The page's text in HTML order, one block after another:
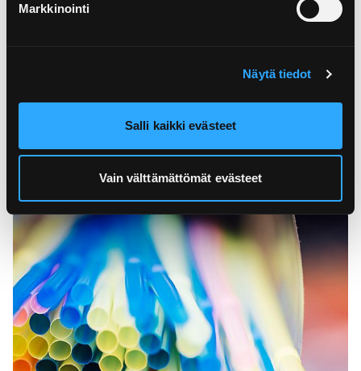
Markkinointi
Näytä tiedot
Salli kaikki evästeet
Vain välttämättömät evästeet
The reformed Waste Act entered into
force ̵...